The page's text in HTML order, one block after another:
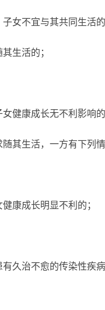
女不宜与其共同生活的
生活的；
康成长无不利影响的
生活，一方有下列情
康成长明显不利的；
治不愈的传染性疾